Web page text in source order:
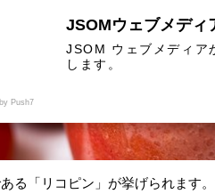
る「リコピン」が挙げられます
JSOMウェブメディ
JSOM ウェブメディア
します。
Push7